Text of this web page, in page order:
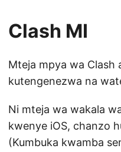
Clash MI
Mteja mpya wa Clash
kutengenezwa na
Ni mteja wa wakala
kwenye iOS, chanzo
(Kumbuka kwamba